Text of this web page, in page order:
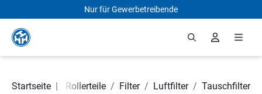
Zum Hauptinhalt springen
Nur für Gewerbetreibende
Startseite |
Motorrad- und Rollerteile / Filter / Luftfilter / Tauschfilter